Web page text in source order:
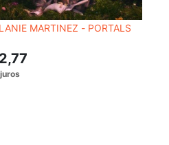
MARTINEZ - PORTALS